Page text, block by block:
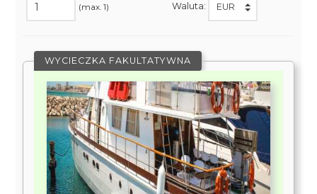
(max. 1) Waluta:
WYCIECZKA FAKULTATYWNA